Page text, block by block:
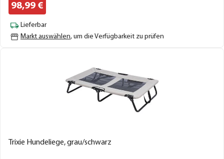
98,99 €
Lieferbar
Markt auswählen, um die Verfügbarkeit zu prüfen
Trixie Hundeliege, grau/schwarz